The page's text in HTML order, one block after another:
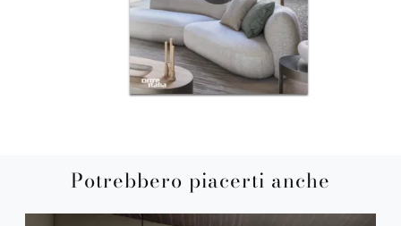
Potrebbero piacerti anche